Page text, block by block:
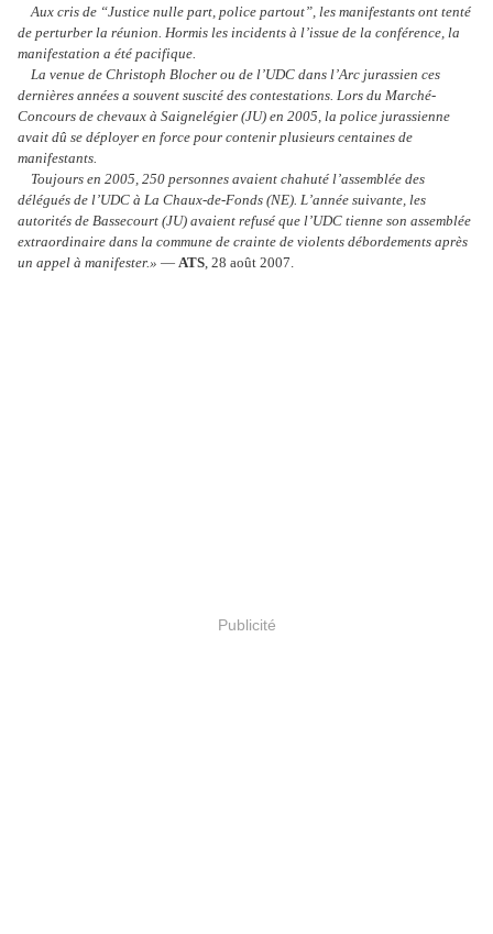
Aux cris de “Justice nulle part, police partout”, les manifestants ont tenté
de perturber la réunion. Hormis les incidents à l’issue de la conférence, la
manifestation a été pacifique.
La venue de Christoph Blocher ou de l’UDC dans l’Arc jurassien ces
dernières années a souvent suscité des contestations. Lors du Marché-
Concours de chevaux à Saignelégier (JU) en 2005, la police jurassienne
avait dû se déployer en force pour contenir plusieurs centaines de
manifestants.
Toujours en 2005, 250 personnes avaient chahuté l’assemblée des
délégués de l’UDC à La Chaux-de-Fonds (NE). L’année suivante, les
autorités de Bassecourt (JU) avaient refusé que l’UDC tienne son assemblée
extraordinaire dans la commune de crainte de violents débordements après
un appel à manifester.» — ATS, 28 août 2007.
Publicité